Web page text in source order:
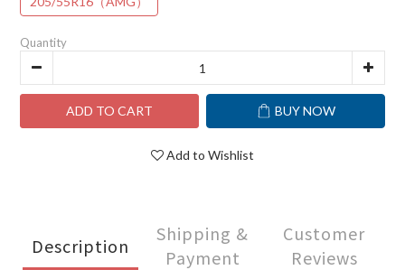
Quantity
ADD TO CART BUY NOW
Add to Wishlist
Description
Shipping &
Payment
Customer
Reviews